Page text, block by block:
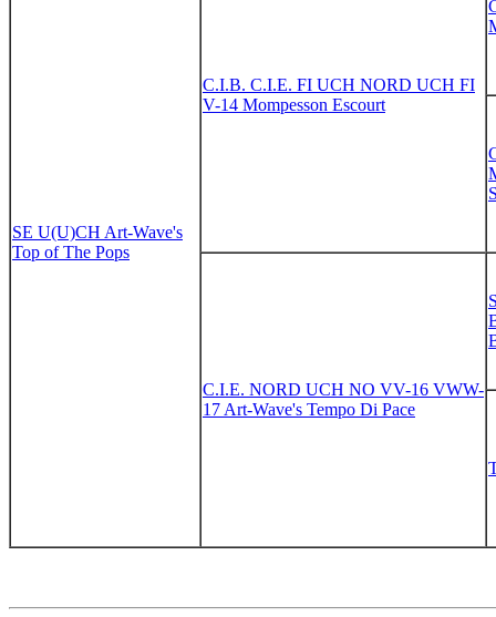
SE U(U)CH Art-Wave's
Top of The Pops
C.I.B. C.I.E. FI UCH NORD UCH FI
V-14 Mompesson Escourt
C.I.E. NORD UCH NO VV-16 VWW-
17 Art-Wave's Tempo Di Pace